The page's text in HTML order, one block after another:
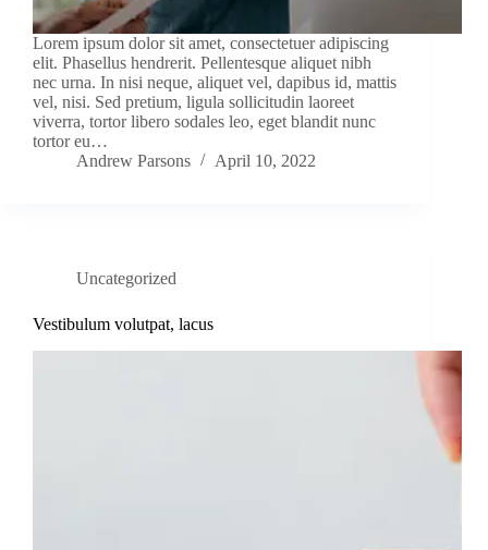
Lorem ipsum dolor sit amet, consectetuer adipiscing
elit. Phasellus hendrerit. Pellentesque aliquet nibh
nec urna. In nisi neque, aliquet vel, dapibus id, mattis
vel, nisi. Sed pretium, ligula sollicitudin laoreet
viverra, tortor libero sodales leo, eget blandit nunc
tortor eu…
Andrew Parsons
April 10, 2022
Uncategorized
Vestibulum volutpat, lacus